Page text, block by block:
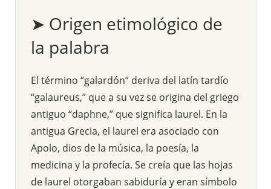
➤ Origen etimológico de
la palabra
El término “galardón” deriva del latín tardío
“galaureus,” que a su vez se origina del griego
antiguo “daphne,” que significa laurel. En la
antigua Grecia, el laurel era asociado con
Apolo, dios de la música, la poesía, la
medicina y la profecía. Se creía que las hojas
de laurel otorgaban sabiduría y eran símbolo